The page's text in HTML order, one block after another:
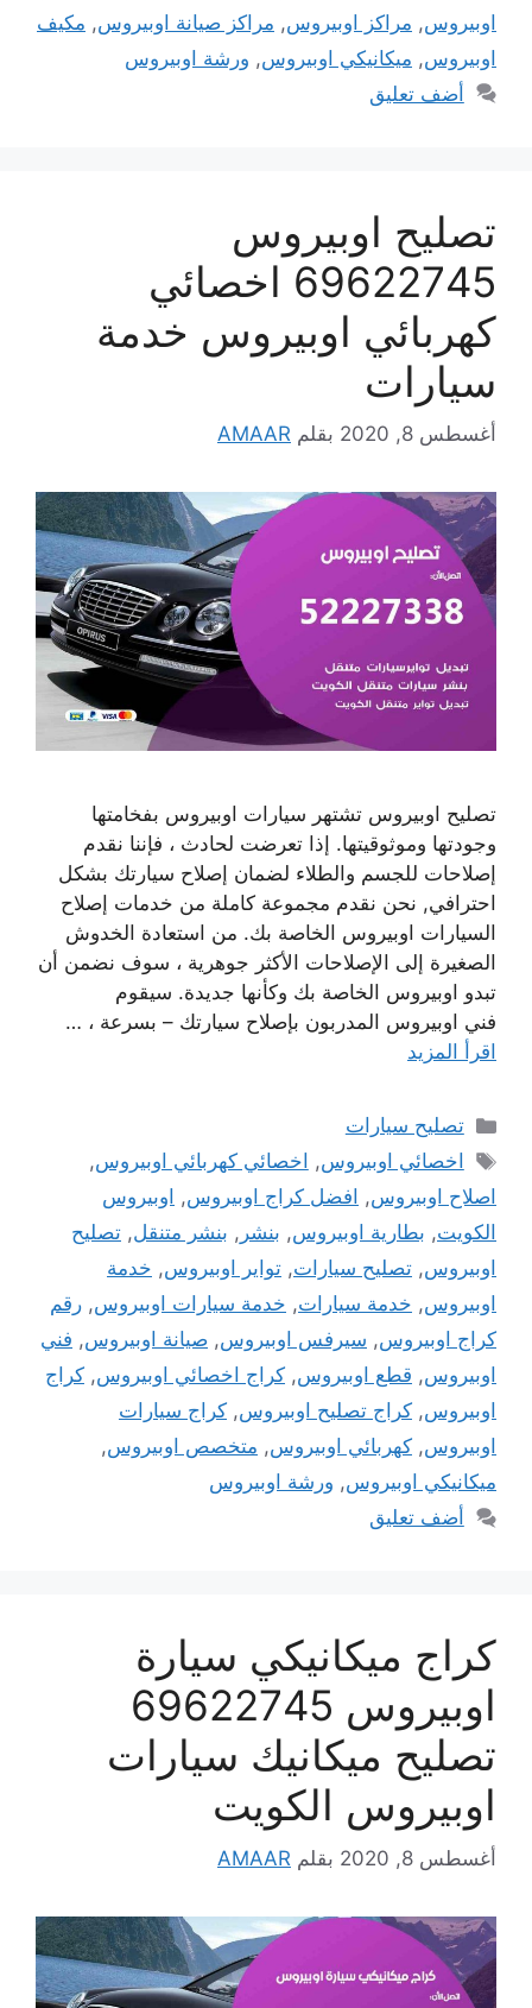
اوبيروس, مراكز اوبيروس, مراكز صيانة اوبيروس, مكيف
اوبيروس, ميكانيكي اوبيروس, ورشة اوبيروس
أضف تعليق
تصليح اوبيروس
69622745 اخصائي
كهربائي اوبيروس خدمة
سيارات
أغسطس 8, 2020 بقلم AMAAR
تصليح اوبيروس تشتهر سيارات اوبيروس بفخامتها
وجودتها وموثوقيتها. إذا تعرضت لحادث ، فإننا نقدم
إصلاحات للجسم والطلاء لضمان إصلاح سيارتك بشكل
احترافي, نحن نقدم مجموعة كاملة من خدمات إصلاح
السيارات اوبيروس الخاصة بك. من استعادة الخدوش
الصغيرة إلى الإصلاحات الأكثر جوهرية ، سوف نضمن أن
تبدو اوبيروس الخاصة بك وكأنها جديدة. سيقوم
فني اوبيروس المدربون بإصلاح سيارتك – بسرعة ، …
اقرأ المزيد
التصنيفات
تصليح سيارات
الوسوم
اخصائي اوبيروس, اخصائي كهربائي اوبيروس,
اصلاح اوبيروس, افضل كراج اوبيروس, اوبيروس
الكويت, بطارية اوبيروس, بنشر , بنشر متنقل, تصليح
اوبيروس, تصليح سيارات, تواير اوبيروس, خدمة
اوبيروس, خدمة سيارات, خدمة سيارات اوبيروس, رقم
كراج اوبيروس, سيرفس اوبيروس, صيانة اوبيروس, فني
اوبيروس, قطع اوبيروس, كراج اخصائي اوبيروس, كراج
اوبيروس, كراج تصليح اوبيروس, كراج سيارات
اوبيروس, كهربائي اوبيروس, متخصص اوبيروس,
ميكانيكي اوبيروس, ورشة اوبيروس
أضف تعليق
كراج ميكانيكي سيارة
اوبيروس 69622745
تصليح ميكانيك سيارات
اوبيروس الكويت
أغسطس 8, 2020 بقلم AMAAR